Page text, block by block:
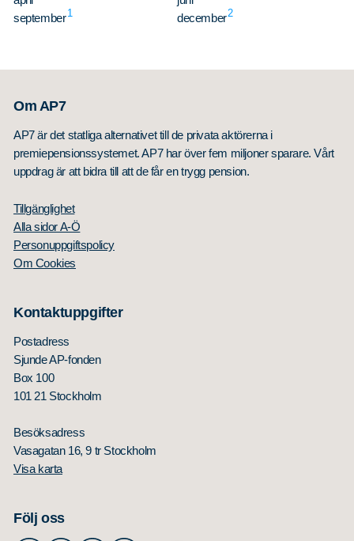
september1 december2
Om AP7
AP7 är det statliga alternativet till de privata aktörerna i
premiepensionssystemet. AP7 har över fem miljoner sparare. Vårt
uppdrag är att bidra till att de får en trygg pension.
Tillgänglighet
Alla sidor A-Ö
Personuppgiftspolicy
Om Cookies
Kontaktuppgifter
Postadress
Sjunde AP-fonden
Box 100
101 21 Stockholm
Besöksadress
Vasagatan 16, 9 tr Stockholm
Visa karta
Följ oss